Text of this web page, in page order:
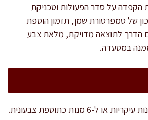
הקפדה על סדר הפעולות וטכניקת
של טמפרטורת שמן, תזמון הוספת
הדרך לתוצאה מדויקת, מלאת צבע
במסעדה.
המתכון מתאים ל-4 מנות עיקריות או ל-6 מנות כתוספת צבעונית.